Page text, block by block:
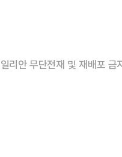
리안 무단전재 및 재배포 금